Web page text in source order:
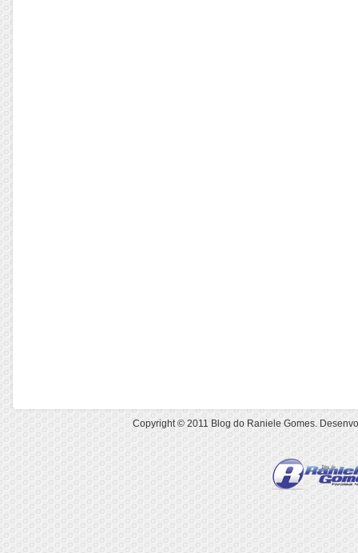
Copyright © 2011Blog do Raniele Gomes.